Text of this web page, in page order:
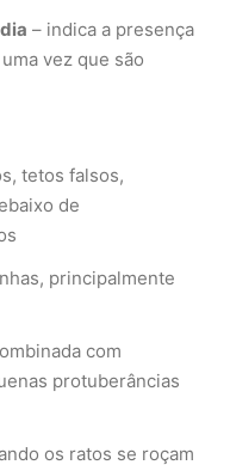
– indica a presença
vez que são
tetos falsos,
de
principalmente
com
protuberâncias
os ratos se roçam